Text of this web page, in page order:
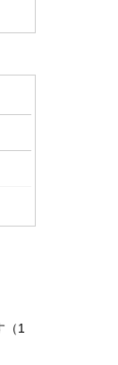
（1